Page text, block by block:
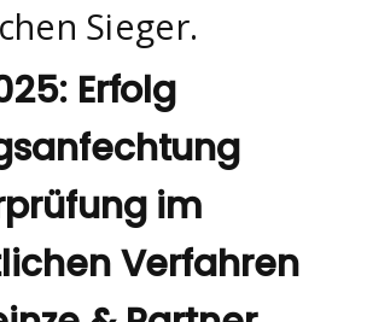
Sieger.
Erfolg
im
Verfahren